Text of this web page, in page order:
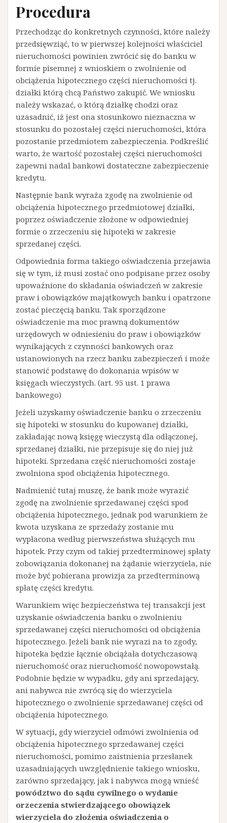
Procedura
Przechodząc do konkretnych czynności, które należy
przedsięwziąć, to w pierwszej kolejności właściciel
nieruchomości powinien zwrócić się do banku w
formie pisemnej z wnioskiem o zwolnienie od
obciążenia hipotecznego części nieruchomości tj.
działki którą chcą Państwo zakupić. We wniosku
należy wskazać, o którą działkę chodzi oraz
uzasadnić, iż jest ona stosunkowo nieznaczna w
stosunku do pozostałej części nieruchomości, która
pozostanie przedmiotem zabezpieczenia. Podkreślić
warto, że wartość pozostałej części nieruchomości
zapewni nadal bankowi dostateczne zabezpieczenie
kredytu.
Następnie bank wyraża zgodę na zwolnienie od
obciążenia hipotecznego przedmiotowej działki,
poprzez oświadczenie złożone w odpowiedniej
formie o zrzeczeniu się hipoteki w zakresie
sprzedanej części.
Odpowiednia forma takiego oświadczenia przejawia
się w tym, iż musi zostać ono podpisane przez osoby
upoważnione do składania oświadczeń w zakresie
praw i obowiązków majątkowych banku i opatrzone
zostać pieczęcią banku. Tak sporządzone
oświadczenie ma moc prawną dokumentów
urzędowych w odniesieniu do praw i obowiązków
wynikających z czynności bankowych oraz
ustanowionych na rzecz banku zabezpieczeń i może
stanowić podstawę do dokonania wpisów w
księgach wieczystych. (art. 95 ust. 1 prawa
bankowego)
Jeżeli uzyskamy oświadczenie banku o zrzeczeniu
się hipoteki w stosunku do kupowanej działki,
zakładając nową księgę wieczystą dla odłączonej,
sprzedanej działki, nie przepisuje się do niej już
hipoteki. Sprzedana część nieruchomości zostaje
zwolniona spod obciążenia hipotecznego.
Nadmienić tutaj muszę, że bank może wyrazić
zgodę na zwolnienie sprzedawanej części spod
obciążenia hipotecznego, jednak pod warunkiem że
kwota uzyskana ze sprzedaży zostanie mu
wypłacona według pierwszeństwa służących mu
hipotek. Przy czym od takiej przedterminowej spłaty
zobowiązania dokonanej na żądanie wierzyciela, nie
może być pobierana prowizja za przedterminową
spłatę części kredytu.
Warunkiem więc bezpieczeństwa tej transakcji jest
uzyskanie oświadczenia banku o zwolnieniu
sprzedawanej części nieruchomości od obciążenia
hipotecznego. Jeżeli bank nie wyrazi na to zgody,
hipoteka będzie łącznie obciążała dotychczasową
nieruchomość oraz nieruchomość nowopowstałą.
Podobnie będzie w wypadku, gdy ani sprzedający,
ani nabywca nie zwrócą się do wierzyciela
hipotecznego o zwolnienie sprzedawanej części od
obciążenia hipotecznego.
W sytuacji, gdy wierzyciel odmówi zwolnienia od
obciążenia hipotecznego sprzedawanej części
nieruchomości, pomimo zaistnienia przesłanek
uzasadniających uwzględnienie takiego wniosku,
zarówno sprzedający, jak i nabywca mogą wnieść
powództwo do sądu cywilnego o wydanie
orzeczenia stwierdzającego obowiązek
wierzyciela do złożenia oświadczenia o